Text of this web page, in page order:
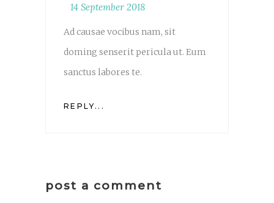
14 September 2018
Ad causae vocibus nam, sit
doming senserit pericula ut. Eum
sanctus labores te.
REPLY...
post a comment